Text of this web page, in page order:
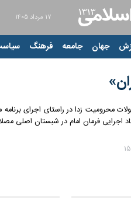
۱۷ مرداد ۱۴۰۵
جهان جامعه فرهنگ
اجرایی فرمان امام در شبستان اصلی